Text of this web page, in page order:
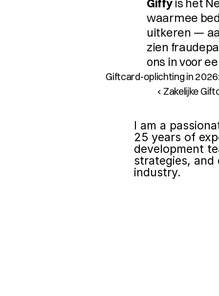
Giffy is het
waarmee
uitkeren —
zien
ons in voor
Giftcard-oplichting in
‹ Zakelijke
I am a
25 years of
development
strategies, and
industry.